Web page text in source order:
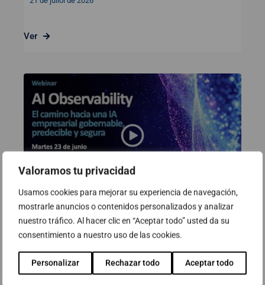
Valoramos tu privacidad
Usamos cookies para mejorar su experiencia de navegación,
mostrarle anuncios o contenidos personalizados y analizar
nuestro tráfico. Al hacer clic en “Aceptar todo” usted da su
consentimiento a nuestro uso de las cookies.
Personalizar Rechazar todo Aceptar todo
Ver
Webinar: AI Observability. El camí
cap a una IA empresarial
governable, predictible i segura
23 de juny de 2026